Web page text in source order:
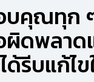
บคุณทุก
ดพลาด
ด้รีบแก้